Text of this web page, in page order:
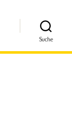
Suche